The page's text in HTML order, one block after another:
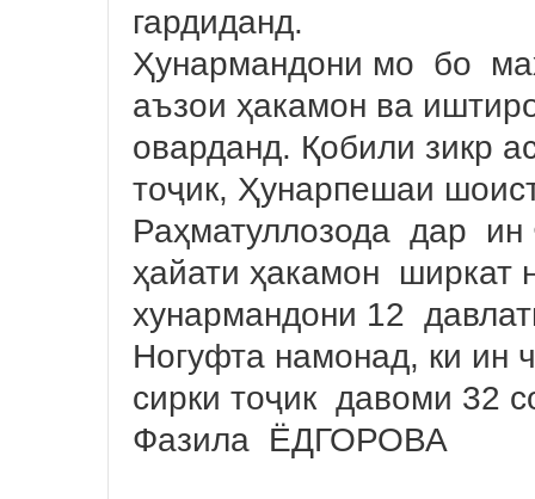
гардиданд.
Ҳунармандони мо бо
аъзои ҳакамон ва
оварданд. Қобили зикр
тоҷик, Ҳунарпешаи
Раҳматуллозода дар
ҳайати ҳакамон ширкат
хунармандони 12
Ногуфта намонад, ки ин
сирки тоҷик давоми 32
Фазила ЁДГОРОВА